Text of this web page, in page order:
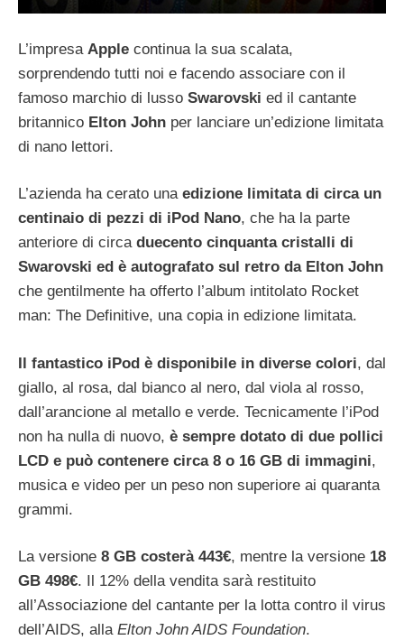
L’impresa Apple continua la sua scalata,
sorprendendo tutti noi e facendo associare con il
famoso marchio di lusso Swarovski ed il cantante
britannico Elton John per lanciare un’edizione limitata
di nano lettori.
L’azienda ha cerato una edizione limitata di circa un
centinaio di pezzi di iPod Nano, che ha la parte
anteriore di circa duecento cinquanta cristalli di
Swarovski ed è autografato sul retro da Elton John
che gentilmente ha offerto l’album intitolato Rocket
man: The Definitive, una copia in edizione limitata.
Il fantastico iPod è disponibile in diverse colori, dal
giallo, al rosa, dal bianco al nero, dal viola al rosso,
dall’arancione al metallo e verde. Tecnicamente l’iPod
non ha nulla di nuovo, è sempre dotato di due pollici
LCD e può contenere circa 8 o 16 GB di immagini,
musica e video per un peso non superiore ai quaranta
grammi.
La versione 8 GB costerà 443€, mentre la versione 18
GB 498€. Il 12% della vendita sarà restituito
all’Associazione del cantante per la lotta contro il virus
dell’AIDS, alla Elton John AIDS Foundation.